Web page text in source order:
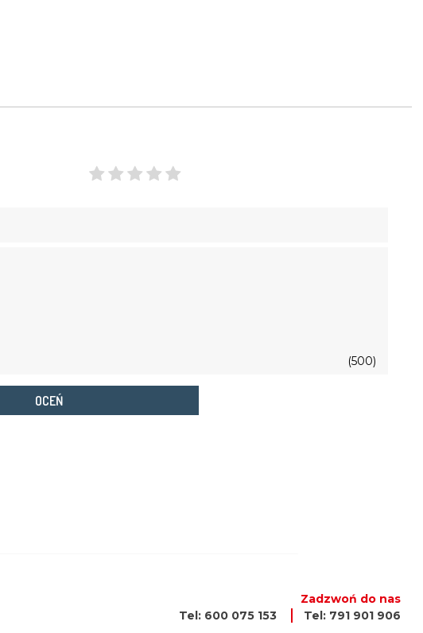
(500)
OCEŃ
Zadzwoń do nas
Tel: 600 075 153
Tel: 791 901 906